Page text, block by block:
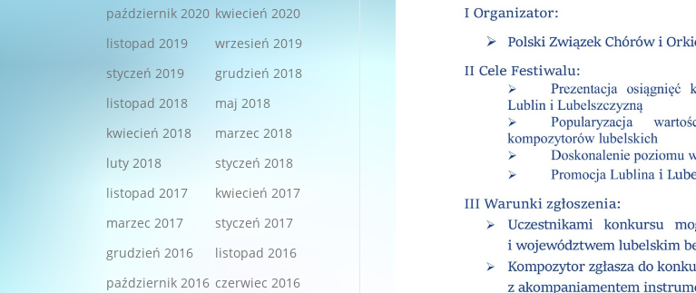
październik 2020 kwiecień 2020
listopad 2019
wrzesień 2019
styczeń 2019
grudzień 2018
listopad 2018
maj 2018
kwiecień 2018
marzec 2018
luty 2018
styczeń 2018
listopad 2017
kwiecień 2017
marzec 2017
styczeń 2017
grudzień 2016
listopad 2016
październik 2016 czerwiec 2016